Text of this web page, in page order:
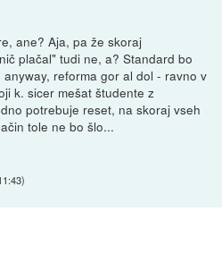
ane? Aja, pa že skoraj
plačal" tudi ne, a? Standard bo
reforma gor al dol - ravno v
k. sicer mešat študente z
potrebuje reset, na skoraj vseh
tole ne bo šlo...
)